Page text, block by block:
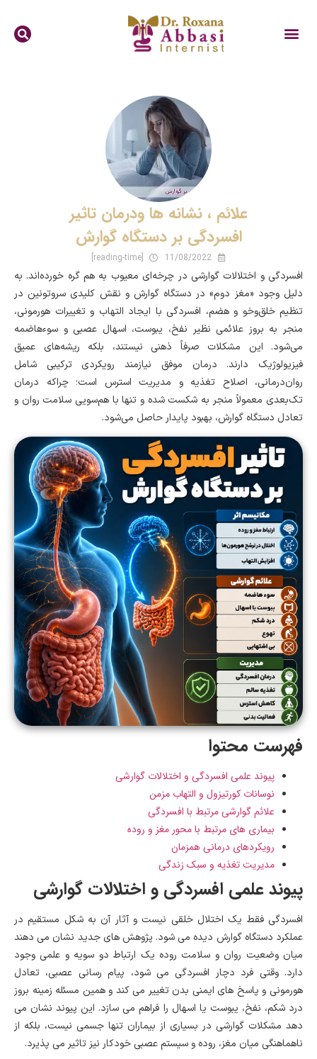
علائم ، نشانه ها ودرمان تاثیر
افسردگی بر دستگاه گوارش
11/08/2022
[reading-time]
افسردگی و اختلالات گوارشی در چرخه‌ای معیوب به هم گره خورده‌اند. به
دلیل وجود «مغز دوم» در دستگاه گوارش و نقش کلیدی سروتونین در
تنظیم خلق‌وخو و هضم، افسردگی با ایجاد التهاب و تغییرات هورمونی،
منجر به بروز علائمی نظیر نفخ، یبوست، اسهال عصبی و سوءهاضمه
می‌شود. این مشکلات صرفاً ذهنی نیستند، بلکه ریشه‌های عمیق
فیزیولوژیک دارند. درمان موفق نیازمند رویکردی ترکیبی شامل
روان‌درمانی، اصلاح تغذیه و مدیریت استرس است؛ چراکه درمان
تک‌بعدی معمولاً منجر به شکست شده و تنها با هم‌سویی سلامت روان و
تعادل دستگاه گوارش، بهبود پایدار حاصل می‌شود.
فهرست محتوا
پیوند علمی افسردگی و اختلالات گوارشی
نوسانات کورتیزول و التهاب مزمن
علائم گوارشی مرتبط با افسردگی
بیماری های مرتبط با محور مغز و روده
رویکردهای درمانی همزمان
مدیریت تغذیه و سبک زندگی
پیوند علمی افسردگی و اختلالات گوارشی
افسردگی فقط یک اختلال خلقی نیست و آثار آن به شکل مستقیم در
عملکرد دستگاه گوارش دیده می شود. پژوهش های جدید نشان می دهند
میان وضعیت روان و سلامت روده یک ارتباط دو سویه و علمی وجود
دارد. وقتی فرد دچار افسردگی می شود، پیام رسانی عصبی، تعادل
هورمونی و پاسخ های ایمنی بدن تغییر می کند و همین مسئله زمینه بروز
درد شکم، نفخ، یبوست یا اسهال را فراهم می سازد. این پیوند نشان می
دهد مشکلات گوارشی در بسیاری از بیماران تنها جسمی نیست، بلکه از
ناهماهنگی میان مغز، روده و سیستم عصبی خودکار نیز تاثیر می پذیرد.